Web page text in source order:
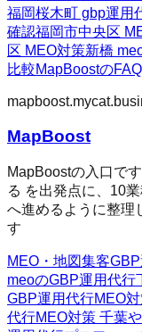
福岡桜木町 gbp運用
確認福岡市中央区
区 MEO対策新橋
比較MapBoostのFAQ
MapBoost
MapBoostの入口で
る を出発点に、10
へ進めるように整理
す
MEO・地図集客
meoのGBP運用代行
GBP運用代行MEO
代行MEO対策 千葉